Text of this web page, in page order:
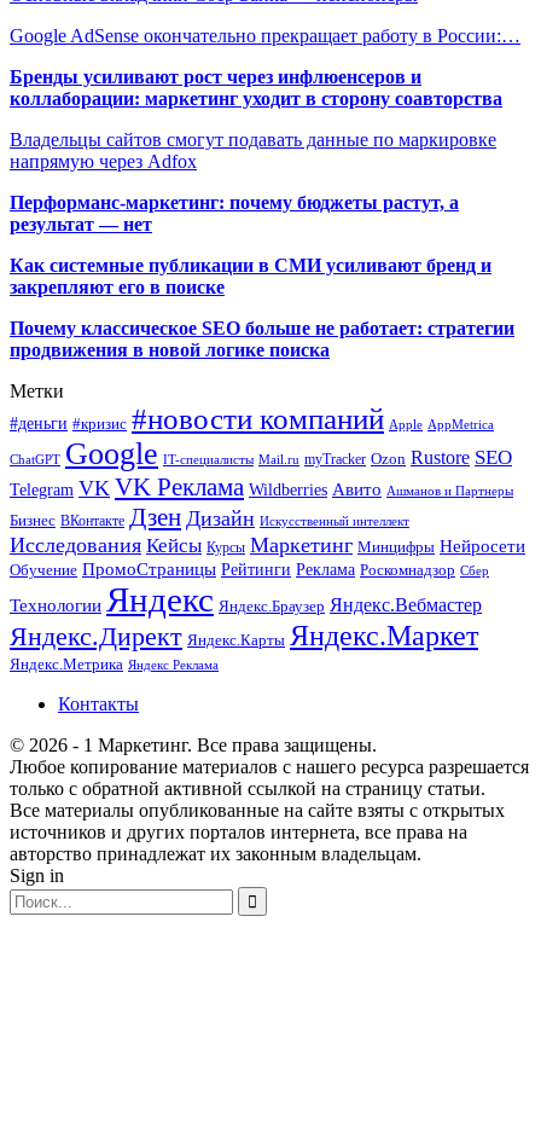
Google AdSense окончательно прекращает работу в России:…
Бренды усиливают рост через инфлюенсеров и
коллаборации: маркетинг уходит в сторону соавторства
Владельцы сайтов смогут подавать данные по маркировке
напрямую через Adfox
Перформанс-маркетинг: почему бюджеты растут, а
результат — нет
Как системные публикации в СМИ усиливают бренд и
закрепляют его в поиске
Почему классическое SEO больше не работает: стратегии
продвижения в новой логике поиска
Метки
#деньги #кризис #новости компаний Apple AppMetrica
ChatGPT Google IT-специалисты Mail.ru myTracker Ozon Rustore SEO
Telegram VK VK Реклама Wildberries Авито Ашманов и Партнеры
Бизнес ВКонтакте Дзен Дизайн Искусственный интеллект
Исследования Кейсы Курсы Маркетинг Минцифры Нейросети
Обучение ПромоСтраницы Рейтинги Реклама Роскомнадзор Сбер
Технологии Яндекс Яндекс.Браузер Яндекс.Вебмастер
Яндекс.Директ Яндекс.Карты Яндекс.Маркет
Яндекс.Метрика Яндекс Реклама
Контакты
© 2026 - 1 Маркетинг. Все права защищены.
Любое копирование материалов с нашего ресурса разрешается
только с обратной активной ссылкой на страницу статьи.
Все материалы опубликованные на сайте взяты с открытых
источников и других порталов интернета, все права на
авторство принадлежат их законным владельцам.
Sign in